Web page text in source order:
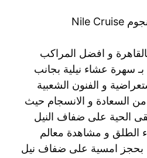
و افضل المراكب
بـ سهرة عشاء نيلية بجانب
و الفنون الشعبية
السعادة و الانسجام حيث
الحية على ضفاف النيل
الطلق و مشاهدة معالم
بحجز امسية على ضفاف نيل